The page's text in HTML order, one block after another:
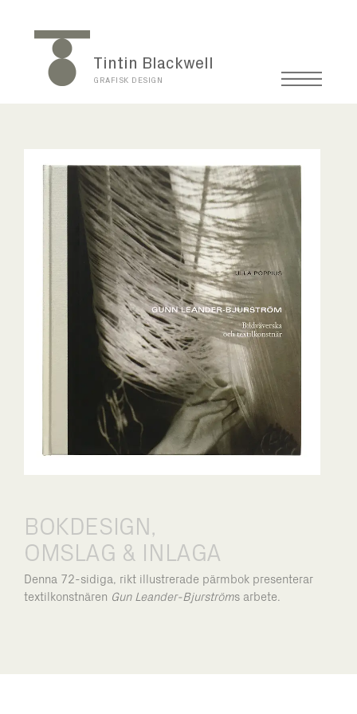
Tintin Blackwell
GRAFISK DESIGN
BOKDESIGN,
OMSLAG & INLAGA
Denna 72-sidiga, rikt illustrerade pärmbok presenterar
textilkonstnären Gun Leander-Bjurströms arbete.